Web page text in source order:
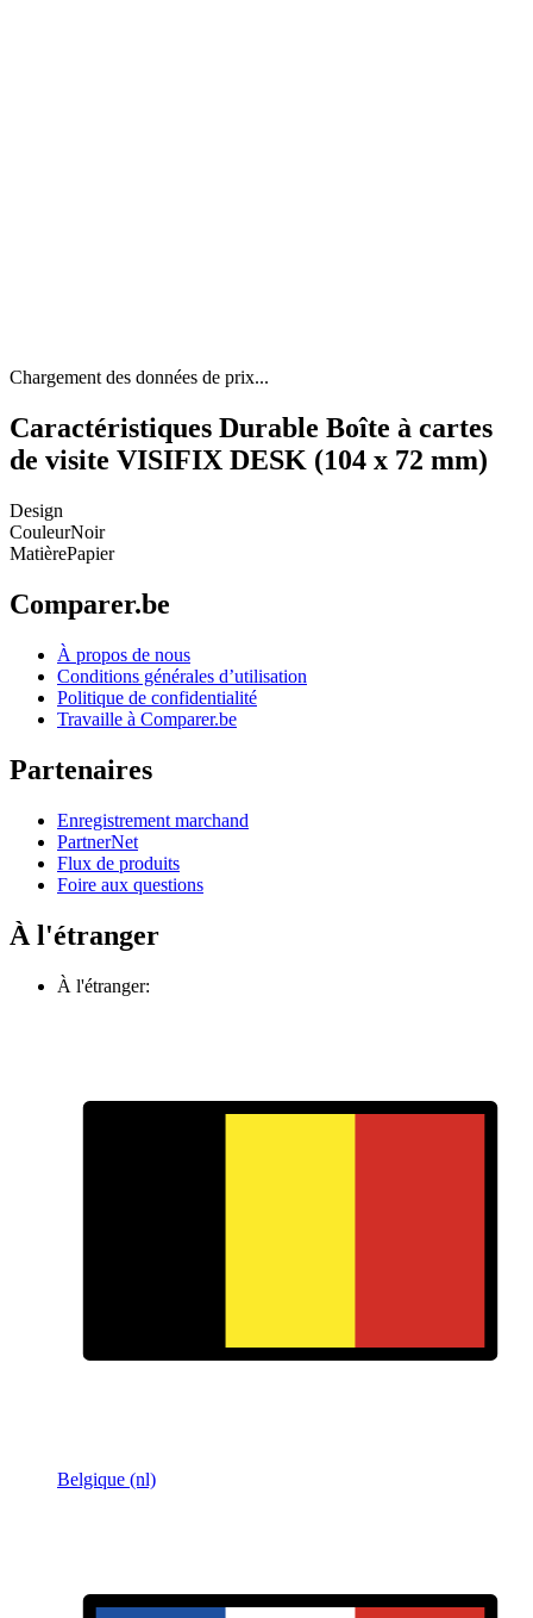
Chargement des données de prix...
Caractéristiques Durable Boîte à cartes
de visite VISIFIX DESK (104 x 72 mm)
Design
CouleurNoir
MatièrePapier
Comparer.be
À propos de nous
Conditions générales d’utilisation
Politique de confidentialité
Travaille à Comparer.be
Partenaires
Enregistrement marchand
PartnerNet
Flux de produits
Foire aux questions
À l'étranger
À l'étranger:
Belgique (nl)